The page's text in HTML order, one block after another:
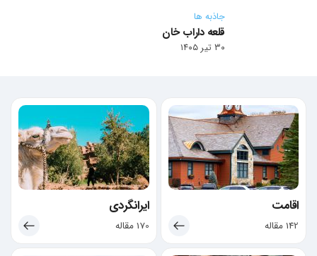
جاذبه ها
قلعه داراب خان
۳۰ تیر ۱۴۰۵
اقامت
142 مقاله
ایرانگردی
170 مقاله